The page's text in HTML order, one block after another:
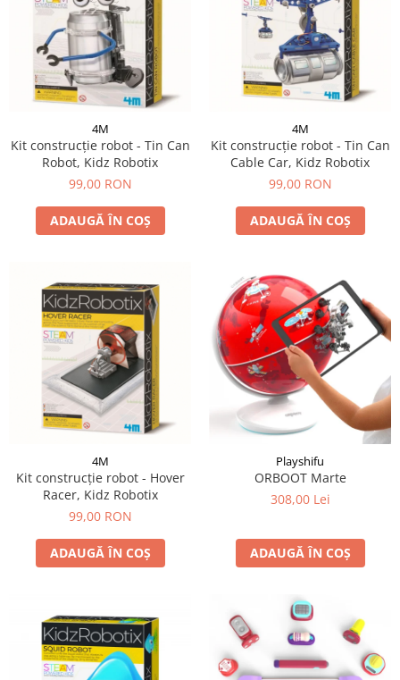
4M
Kit construcție robot - Tin Can
Robot, Kidz Robotix
99,00 RON
ADAUGĂ ÎN COȘ
4M
Kit construcție robot - Tin Can
Cable Car, Kidz Robotix
99,00 RON
ADAUGĂ ÎN COȘ
4M
Kit construcție robot - Hover
Racer, Kidz Robotix
99,00 RON
ADAUGĂ ÎN COȘ
Playshifu
ORBOOT Marte
308,00 Lei
ADAUGĂ ÎN COȘ